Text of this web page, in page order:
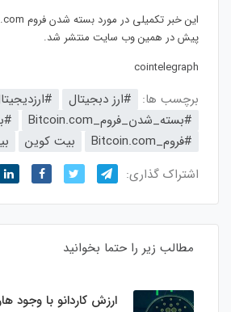
پیش در همین وب سایت منتشر شد.
cointelegraph
برچسب ها: #ارز دبجیتال
#بسته_شدن_فروم_Bitcoin.com
#فروم_Bitcoin.com
بیت کوین
اشتراک گذاری:
مطالب زیر را حتما بخوانید
ارزش کاردانو با وجود